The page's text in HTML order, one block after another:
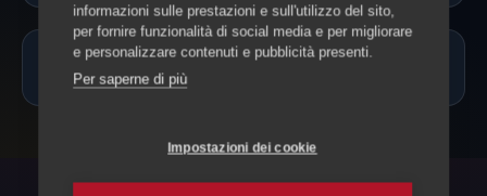
Quanto costa?
informazioni sulle prestazioni e sull'utilizzo del sito,
per fornire funzionalità di social media e per migliorare
e personalizzare contenuti e pubblicità presenti.
Per saperne di più
Impostazioni dei cookie